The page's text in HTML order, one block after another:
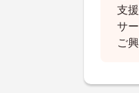
支
サ
ご